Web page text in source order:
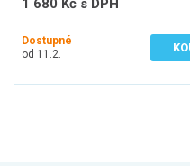
1 680 Kč s DPH
Dostupné
od 11.2.